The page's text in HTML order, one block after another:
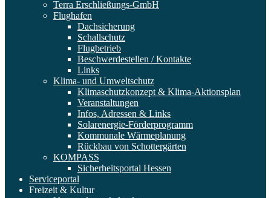
Terra Erschließungs-GmbH
Flughafen
Dachsicherung
Schallschutz
Flugbetrieb
Beschwerdestellen / Kontakte
Links
Klima- und Umweltschutz
Klimaschutzkonzept & Klima-Aktionsplan
Veranstaltungen
Infos, Adressen & Links
Solarenergie-Förderprogramm
Kommunale Wärmeplanung
Rückbau von Schottergärten
KOMPASS
Sicherheitsportal Hessen
Serviceportal
Freizeit & Kultur